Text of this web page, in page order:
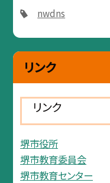
nwdns
リンク
リンク
堺市役所
堺市教育委員会
堺市教育センター